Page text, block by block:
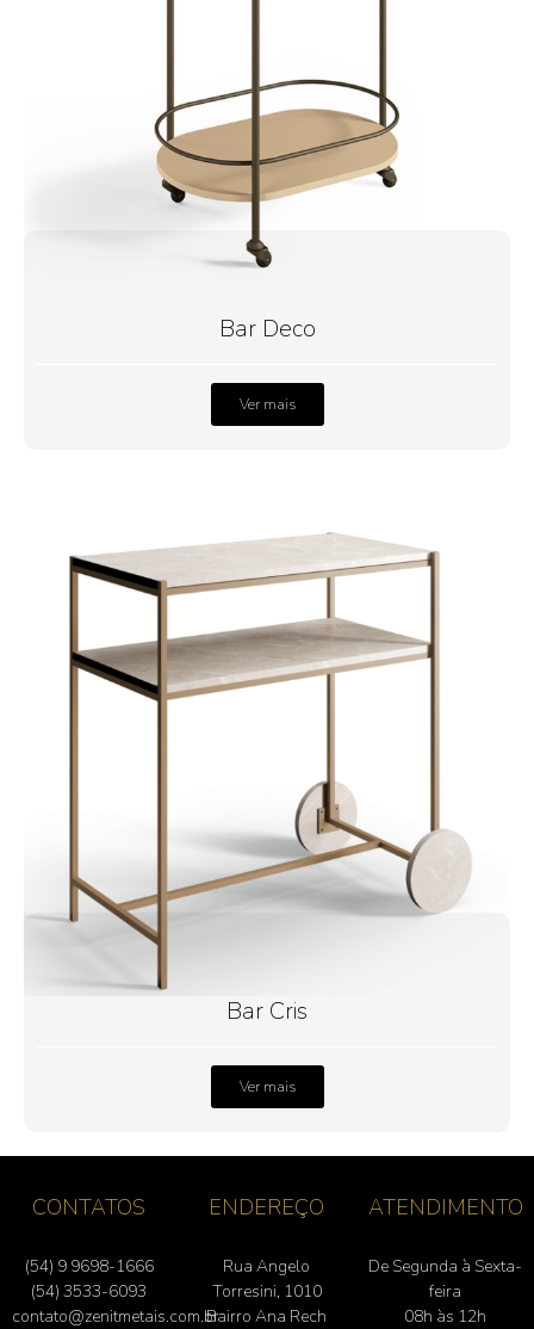
Bar Deco
Ver mais
Bar Cris
Ver mais
CONTATOS
(54) 9 9698-1666
(54) 3533-6093
contato@zenitmetais.com.br
ENDEREÇO
Rua Angelo
Torresini, 1010
Bairro Ana Rech
ATENDIMENTO
De Segunda à Sexta-
feira
08h às 12h